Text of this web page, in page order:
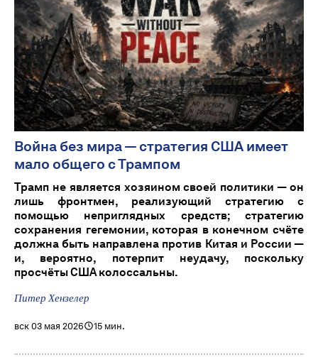
Война без мира — стратегия США имеет
мало общего с Трампом
Трамп не является хозяином своей политики — он
лишь фронтмен, реализующий стратегию с
помощью неприглядных средств; стратегию
сохранения гегемонии, которая в конечном счёте
должна быть направлена против Китая и России —
и, вероятно, потерпит неудачу, поскольку
просчёты США колоссальны.
Питер Хензелер
вск 03 мая 2026 15 мин.